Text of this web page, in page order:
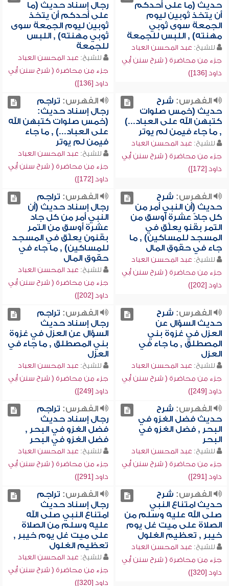
حديث (ما على أحدكم
أن يتخذ ثوبين ليوم
الجمعة سوى ثوبي
مهنته) , اللبس للجمعة
للشيخ: عبد المحسن العباد
جزء من محاضرة ( شرح سنن أبي
داود [136])
رجال إسناد حديث (ما
على أحدكم أن يتخذ
ثوبين ليوم الجمعة سوى
ثوبي مهنته) , اللبس
للجمعة
للشيخ: عبد المحسن العباد
جزء من محاضرة ( شرح سنن أبي
داود [136])
الفهرس: شرح
حديث (خمس صلوات
كتبهن الله على العباد...)
, ما جاء فيمن لم يوتر
للشيخ: عبد المحسن العباد
جزء من محاضرة ( شرح سنن أبي
داود [172])
الفهرس: تراجم
رجال إسناد حديث:
(خمس صلوات كتبهن الله
على العباد...) , ما جاء
فيمن لم يوتر
للشيخ: عبد المحسن العباد
جزء من محاضرة ( شرح سنن أبي
داود [172])
الفهرس: شرح
حديث (أن النبي أمر من
كل جادّ عشرة أوسق من
التمر بقنو يعلَّق في
المسجد للمساكين) , ما
جاء في حقوق المال
للشيخ: عبد المحسن العباد
جزء من محاضرة ( شرح سنن أبي
داود [202])
الفهرس: تراجم
رجال إسناد حديث (أن
النبي أمر من كل جاد
عشرة أوسق من التمر
بقنون يعلّق في المسجد
للمساكين) , ما جاء في
حقوق المال
للشيخ: عبد المحسن العباد
جزء من محاضرة ( شرح سنن أبي
داود [202])
الفهرس: شرح
حديث السؤال عن
العزل في غزوة بني
المصطلق , ما جاء في
العزل
للشيخ: عبد المحسن العباد
جزء من محاضرة ( شرح سنن أبي
داود [249])
الفهرس: تراجم
رجال إسناد حديث
السؤال عن العزل في غزوة
بني المصطلق , ما جاء في
العزل
للشيخ: عبد المحسن العباد
جزء من محاضرة ( شرح سنن أبي
داود [249])
الفهرس: شرح
حديث فضل الغزو في
البحر , فضل الغزو في
البحر
للشيخ: عبد المحسن العباد
جزء من محاضرة ( شرح سنن أبي
داود [291])
الفهرس: تراجم
رجال إسناد حديث
فضل الغزو في البحر ,
فضل الغزو في البحر
للشيخ: عبد المحسن العباد
جزء من محاضرة ( شرح سنن أبي
داود [291])
الفهرس: شرح
حديث امتناع النبي
صلى الله عليه وسلم من
الصلاة على ميت غل يوم
خيبر , تعظيم الغلول
للشيخ: عبد المحسن العباد
جزء من محاضرة ( شرح سنن أبي
داود [320])
الفهرس: تراجم
رجال إسناد حديث
امتناع النبي صلى الله
عليه وسلم من الصلاة
على ميت غل يوم خيبر ,
تعظيم الغلول
للشيخ: عبد المحسن العباد
جزء من محاضرة ( شرح سنن أبي
داود [320])